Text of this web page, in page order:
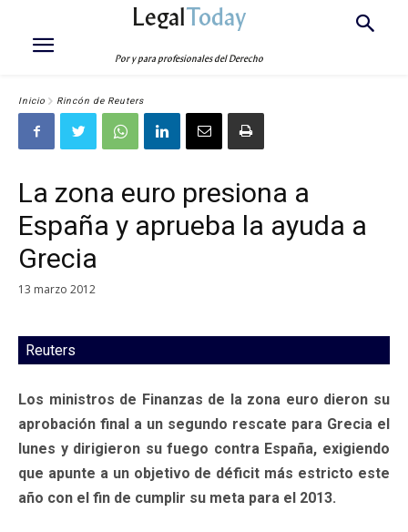
LegalToday
Por y para profesionales del Derecho
Inicio Rincón de Reuters
La zona euro presiona a
España y aprueba la ayuda a
Grecia
13 marzo 2012
Reuters
Los ministros de Finanzas de la zona euro dieron su
aprobación final a un segundo rescate para Grecia el
lunes y dirigieron su fuego contra España, exigiendo
que apunte a un objetivo de déficit más estricto este
año con el fin de cumplir su meta para el 2013.